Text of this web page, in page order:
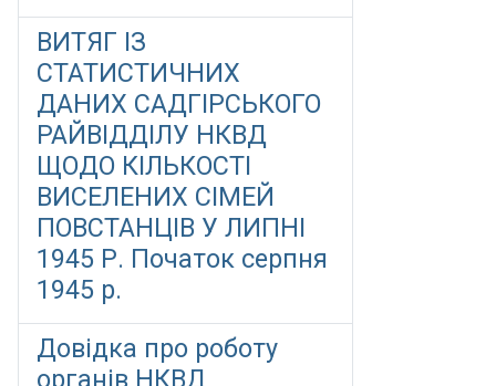
ВИТЯГ ІЗ
СТАТИСТИЧНИХ
ДАНИХ САДГІРСЬКОГО
РАЙВІДДІЛУ НКВД
ЩОДО КІЛЬКОСТІ
ВИСЕЛЕНИХ СІМЕЙ
ПОВСТАНЦІВ У ЛИПНІ
1945 Р. Початок серпня
1945 р.
Довідка про роботу
органів НКВД